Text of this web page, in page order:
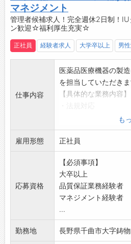
・お客様の目的地に
バス
ス など
【高評価の認証も取
◎】
■運送業職場環境良好
証事業者
・貸切バス事業者安
・長野県「職場いき
ー」認証
マネジメント
管理者候補求人！完全週休2日制！IU
ン歓迎☆福利厚生充実☆
正社員 経験者求人 大学卒以上 男
仕事内容
医薬品医療機器の製
を担当していただきま
【具体的な業務内容】
医薬品医療機器法（
規対応
トラブル時に厚生労
応を行います。
・品質マネジメント業
ISOの管理、運用、メ
品質の体制のチェッ
備
システム管理
・環境整備
規則や基準制定の運用
も
雇用形態 正社員
応募資格
【必須事項】
大卒以上
品質保証業務経験者
マネジメント経験者
...
勤務地 長野県千曲市大字鋳